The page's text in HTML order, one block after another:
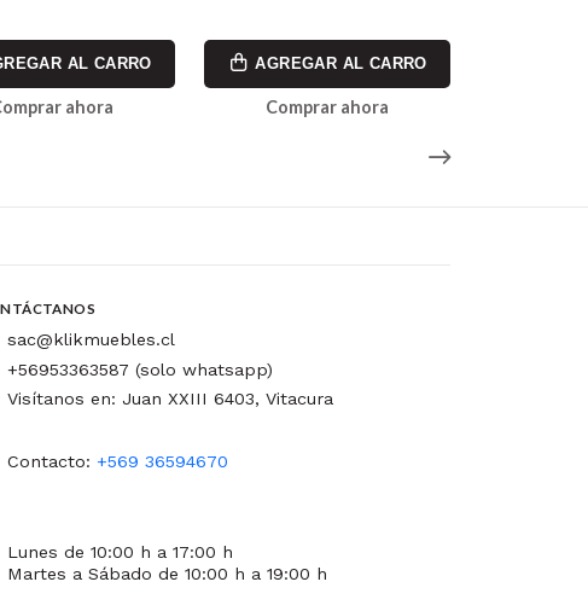
AL CARRO
ahora
AGREGAR AL CARRO
Comprar ahora
sac@klikmuebles.cl
+56953363587 (solo whatsapp)
Visítanos en: Juan XXIII 6403, Vitacura
Contacto: +569 36594670
Lunes de 10:00 h a 17:00 h
Martes a Sábado de 10:00 h a 19:00 h